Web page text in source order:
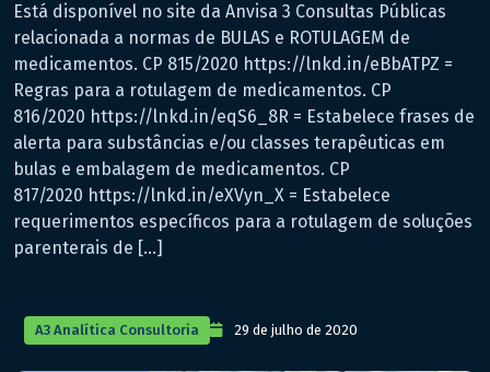
Está disponível no site da Anvisa 3 Consultas Públicas
relacionada a normas de BULAS e ROTULAGEM de
medicamentos. CP 815/2020 https://lnkd.in/eBbATPZ =
Regras para a rotulagem de medicamentos. CP
816/2020 https://lnkd.in/eqS6_8R = Estabelece frases de
alerta para substâncias e/ou classes terapêuticas em
bulas e embalagem de medicamentos. CP
817/2020 https://lnkd.in/eXVyn_X = Estabelece
requerimentos específicos para a rotulagem de soluções
parenterais de […]
A3 Analítica Consultoria 29 de julho de 2020